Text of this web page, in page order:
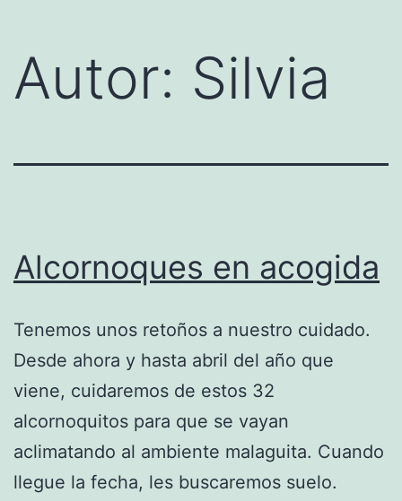
Autor: Silvia
Alcornoques en acogida
Tenemos unos retoños a nuestro cuidado.
Desde ahora y hasta abril del año que
viene, cuidaremos de estos 32
alcornoquitos para que se vayan
aclimatando al ambiente malaguita. Cuando
llegue la fecha, les buscaremos suelo.